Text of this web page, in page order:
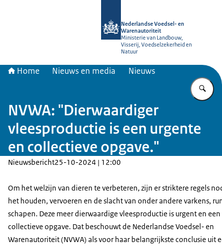
Nederlandse Voedsel- en
Warenautoriteit
Ministerie van Landbouw,
Visserij, Voedselzekerheid en
Natuur
Home Nieuws en media Nieuws
NVWA: "Dierwaardiger
vleesproductie is een urgente
en collectieve opgave."
Nieuwsbericht25-10-2024 | 12:00
Om het welzijn van dieren te verbeteren, zijn er striktere regels
het houden, vervoeren en de slacht van onder andere varkens,
schapen. Deze meer dierwaardige vleesproductie is urgent en een
collectieve opgave. Dat beschouwt de Nederlandse Voedsel- en
Warenautoriteit (NVWA) als voor haar belangrijkste conclusie uit